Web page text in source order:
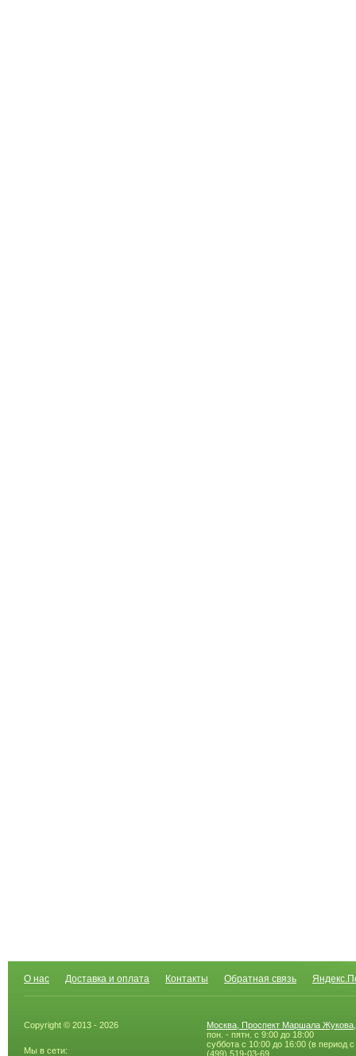
О нас Доставка и оплата Контакты Обратная связь
Copyright © 2013 - 2026
Мы в сети:
Москва, Проспект Маршала
пон. - пятн. с 9:00 до 18:00
суббота с 10:00 до 16:00 (в период
(499) 519-03-69